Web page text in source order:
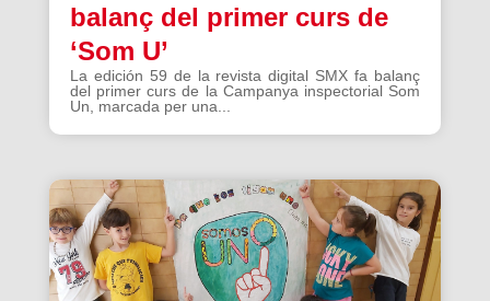
balanç del primer curs de
‘Som U’
La edición 59 de la revista digital SMX fa balanç
del primer curs de la Campanya inspectorial Som
Un, marcada per una...